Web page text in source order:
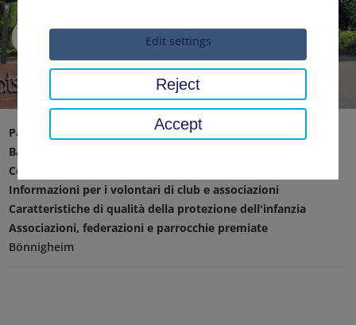
Sucheingabe
Pagina iniziale
Affari sociali, giovani, famiglia
Bambini e adolescenti
Coordinamento della protezione dell'infanzia
Informazioni per i volontari di club e associazioni
Caratteristiche di qualità della protezione dell'infanzia
Associazioni, federazioni e parrocchie premiate
Bönnigheim
Edit settings
Reject
Accept